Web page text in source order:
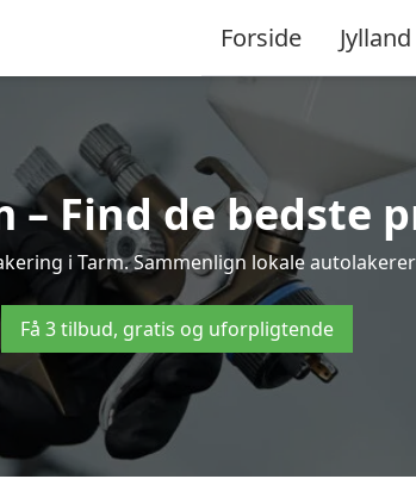
Forside Jylland
Find de bedste
i Tarm. Sammenlign lokale
Få 3 tilbud, gratis og uforpligtende